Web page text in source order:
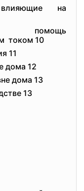
на
током 10
11
дома 12
дома 13
13